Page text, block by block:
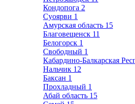
Кондопога 2
Суоярви 1
Амурская область 15
Благовещенск 11
Белогорск 1
Свободный 1
Кабардино-Балкарская
Нальчик 12
Баксан 1
Прохладный 1
Абай область 15